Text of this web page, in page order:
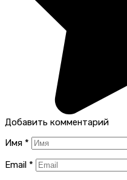
Добавить комментарий
Имя *
Email *